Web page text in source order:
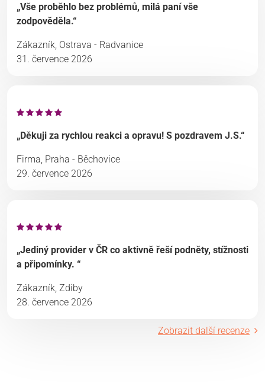
„Vše proběhlo bez problémů, milá paní vše
zodpověděla.“
Zákazník, Ostrava - Radvanice
31. července 2026
„Děkuji za rychlou reakci a opravu! S pozdravem J.S.“
Firma, Praha - Běchovice
29. července 2026
„Jediný provider v ČR co aktivně řeší podněty, stížnosti
a připomínky. “
Zákazník, Zdiby
28. července 2026
Zobrazit další recenze